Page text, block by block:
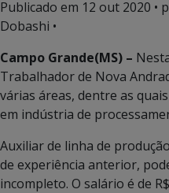
Publicado em 12 out 2020 •
Dobashi •
Campo Grande(MS) –
Trabalhador de Nova
várias áreas, dentre as
em indústria de
Auxiliar de linha de
de experiência anterior,
incompleto. O salário é de